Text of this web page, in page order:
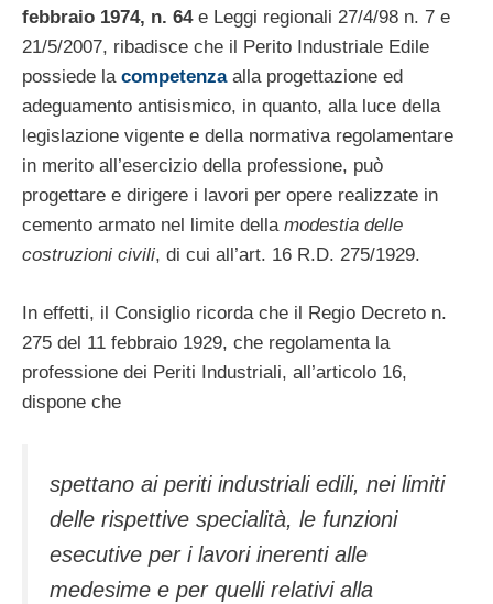
febbraio 1974, n. 64e Leggi regionali 27/4/98 n. 7 e
21/5/2007, ribadisce che il Perito Industriale Edile
possiede la competenzaalla progettazione ed
adeguamento antisismico, in quanto, alla luce della
legislazione vigente e della normativa regolamentare
in merito all’esercizio della professione, può
progettare e dirigere i lavori per opere realizzate in
cemento armato nel limite della modestia delle
costruzioni civili, di cui all’art. 16 R.D. 275/1929.
In effetti, il Consiglio ricorda che il Regio Decreto n.
275 del 11 febbraio 1929, che regolamenta la
professione dei Periti Industriali, all’articolo 16,
dispone che
spettano ai periti industriali edili, nei limiti
delle rispettive specialità, le funzioni
esecutive per i lavori inerenti alle
medesime e per quelli relativi alla